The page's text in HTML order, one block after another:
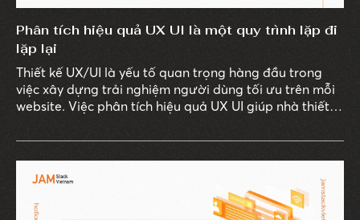
Phân tích hiệu quả UX UI là một quy trình lặp đi
lặp lại
Thiết kế UX/UI là yếu tố quan trọng hàng đầu trong
việc xây dựng trải nghiệm người dùng tối ưu trên mỗi
website. Việc phân tích hiệu quả UX UI giúp nhà thiết
pháp.